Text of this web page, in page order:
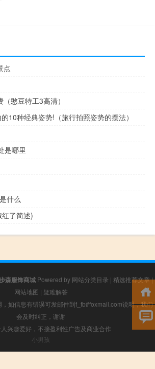
点
憨豆特工3高清）
10种经典姿势!（旅行拍照姿势的摆法）
是哪里
什么
了简述)
步森服饰商城Powered by 网站分类目录 | 精选推荐文章|
网站地图 | 疑难解答
如信息有错误可发邮件到f_fb#foxmail.com说明，我们
会及时纠正，谢谢
兴趣爱好，不接盈利性广告及商业合作
小男孩